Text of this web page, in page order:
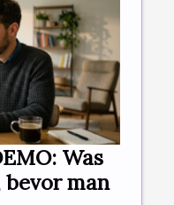
Was
man